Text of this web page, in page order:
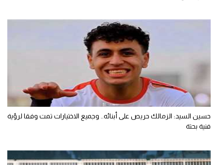
حسين السيد: الزمالك حريص على أبنائه.. وجميع الاختيارات تمت وفقا لرؤية
فنية بحتة